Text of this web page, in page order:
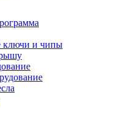
ключи и чипы